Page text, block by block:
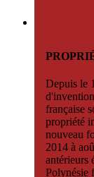
Depuis le
française
propriété
nouveau
2014 à
antérieurs
Polynésie